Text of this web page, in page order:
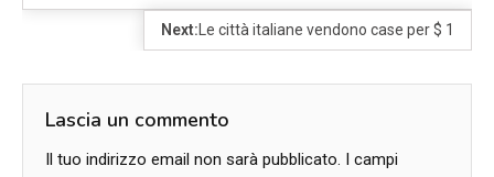
Next:Le città italiane vendono case per $ 1
Lascia un commento
Il tuo indirizzo email non sarà pubblicato.
I campi